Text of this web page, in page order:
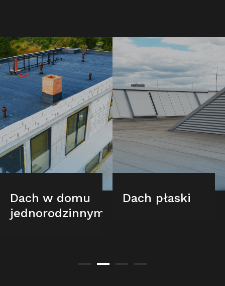
Dach w domu
jednorodzinnym
Dach płaski